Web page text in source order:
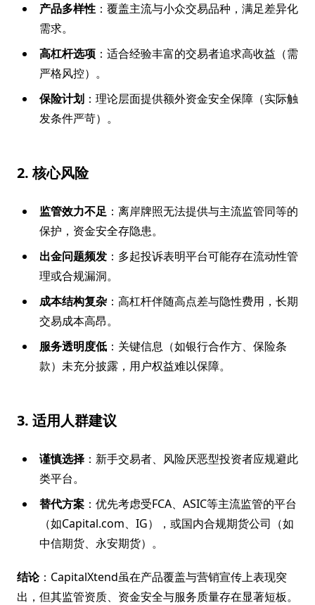
产品多样性 ：覆盖主流与小众交易品种，满足差异化
需求。
高杠杆选项 ：适合经验丰富的交易者追求高收益（需
严格风控）。
保险计划 ：理论层面提供额外资金安全保障（实际触
发条件严苛）。
2. 核心风险
监管效力不足 ：离岸牌照无法提供与主流监管同等的
保护，资金安全存隐患。
出金问题频发 ：多起投诉表明平台可能存在流动性管
理或合规漏洞。
成本结构复杂 ：高杠杆伴随高点差与隐性费用，长期
交易成本高昂。
服务透明度低 ：关键信息（如银行合作方、保险条
款）未充分披露，用户权益难以保障。
3. 适用人群建议
谨慎选择 ：新手交易者、风险厌恶型投资者应规避此
类平台。
替代方案 ：优先考虑受FCA、ASIC等主流监管的平台
（如Capital.com、IG），或国内合规期货公司（如
中信期货、永安期货）。
结论：CapitalXtend虽在产品覆盖与营销宣传上表现突
出，但其监管资质、资金安全与服务质量存在显著短板。